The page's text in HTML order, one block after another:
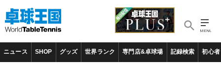
ニュース SHOP グッズ 世界ランク 専門店&卓球場 記録検索 初心者